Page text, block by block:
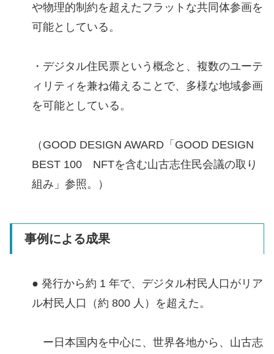
や物理的制約を超えたフラットな共同体参画を
可能としている。
・デジタル住民票という概念と、複数のユーテ
ィリティを兼ね備えることで、多様な地域参画
を可能としている。
（GOOD DESIGN AWARD「GOOD DESIGN
BEST 100 NFTを含む山古志住民会議の取り
組み」参照。）
事例による成果
● 発行から約 1 年で、デジタル村民人口がリア
ル村民人口（約 800 人）を超えた。
ー日本国内を中心に、世界各地から、山古志